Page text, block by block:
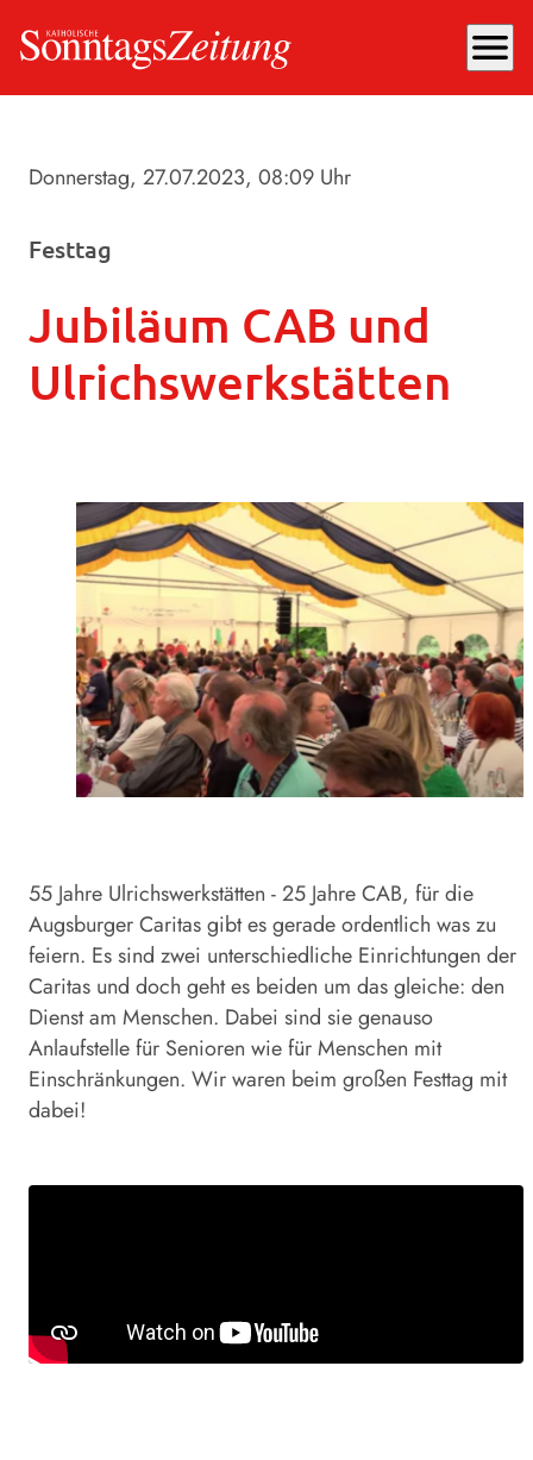
menu
Donnerstag, 27.07.2023, 08:09 Uhr
Festtag
Jubiläum CAB und
Ulrichswerkstätten
55 Jahre Ulrichswerkstätten - 25 Jahre CAB, für die
Augsburger Caritas gibt es gerade ordentlich was zu
feiern. Es sind zwei unterschiedliche Einrichtungen der
Caritas und doch geht es beiden um das gleiche: den
Dienst am Menschen. Dabei sind sie genauso
Anlaufstelle für Senioren wie für Menschen mit
Einschränkungen. Wir waren beim großen Festtag mit
dabei!